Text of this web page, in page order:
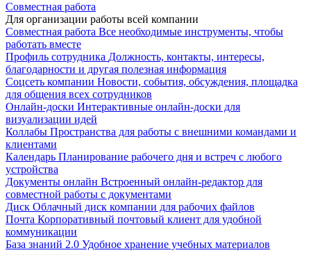
Совместная работа
Для организации работы всей компании
Совместная работа Все необходимые инструменты, чтобы
работать вместе
Профиль сотрудника Должность, контакты, интересы,
благодарности и другая полезная информация
Соцсеть компании Новости, события, обсуждения, площадка
для общения всех сотрудников
Онлайн-доски Интерактивные онлайн-доски для
визуализации идей
Коллабы Пространства для работы с внешними командами и
клиентами
Календарь Планирование рабочего дня и встреч с любого
устройства
Документы онлайн Встроенный онлайн-редактор для
совместной работы с документами
Диск Облачный диск компании для рабочих файлов
Почта Корпоративный почтовый клиент для удобной
коммуникации
База знаний 2.0 Удобное хранение учебных материалов